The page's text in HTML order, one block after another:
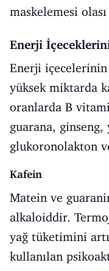
maskelemesi
Enerji
Enerji
yüksek miktarda
oranlarda B
guarana,
glukoronolakton
Kafein
Matein ve
alkaloiddir.
yağ tüketimini
kullanılan